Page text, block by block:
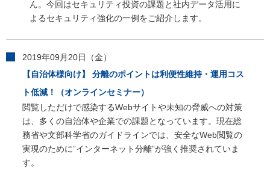
ん。今回はセキュリティ投資の課題と社内データ活用に
よるセキュリティ強化の一例をご紹介します。
2019年09月20日（金）
【自治体様向け】 分離のポイントは利便性維持・運用コス
ト低減！（オンラインセミナー）
閲覧しただけで感染するWebサイトや未知の脅威への対策
は、多くの自治体や企業での課題となっています。現在総
務省や文部科学省のガイドラインでは、安全なWeb閲覧の
実現のために”インターネット分離”が強く推奨されていま
す。